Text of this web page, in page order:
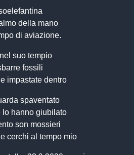
della mano
di aviazione.
suo tempio
fossili
impastate dentro
spaventato
lo hanno giubilato
son mossieri
cerchi al tempo mio